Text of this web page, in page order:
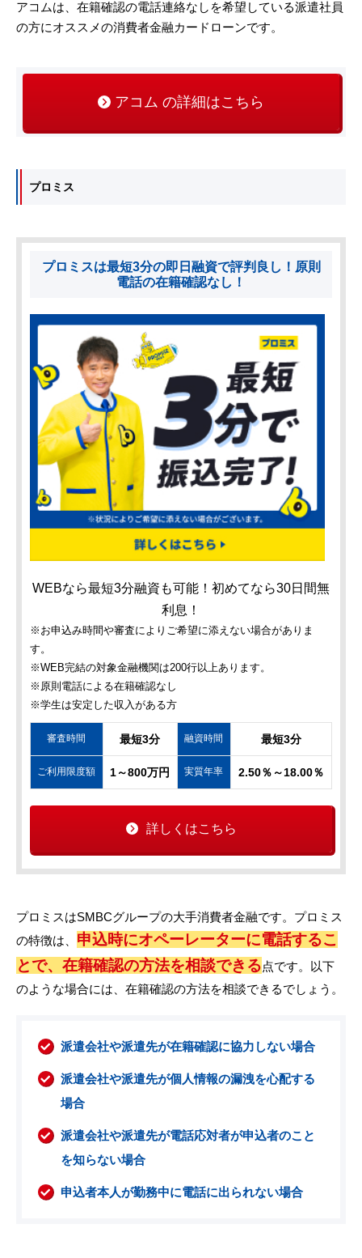
アコムは、在籍確認の電話連絡なしを希望している派遣社員
の方にオススメの消費者金融カードローンです。
アコム の詳細はこちら
プロミス
プロミスは最短3分の即日融資で評判良し！原則
電話の在籍確認なし！
WEBなら最短3分融資も可能！初めてなら30日間無
利息！
※お申込み時間や審査によりご希望に添えない場合がありま
す。
※WEB完結の対象金融機関は200行以上あります。
※原則電話による在籍確認なし
※学生は安定した収入がある方
審査時間 最短3分 融資時間 最短3分
ご利用限度額 1～800万円 実質年率 2.50％～18.00％
詳しくはこちら
プロミスはSMBCグループの大手消費者金融です。プロミス
の特徴は、 申込時にオペーレーターに電話するこ
とで、在籍確認の方法を相談できる点です。以下
のような場合には、在籍確認の方法を相談できるでしょう。
派遣会社や派遣先が在籍確認に協力しない場合
派遣会社や派遣先が個人情報の漏洩を心配する
場合
派遣会社や派遣先が電話応対者が申込者のこと
を知らない場合
申込者本人が勤務中に電話に出られない場合